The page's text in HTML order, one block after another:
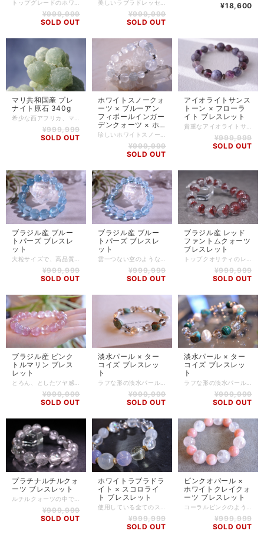
¥999,999
SOLD OUT
¥999,999
SOLD OUT
¥18,600
マリ共和国産 プレ
ナイト原石 340g
¥999,999
SOLD OUT
ホワイトスノークォ
ーツ × ブルーアン
フィボールインガー
デンクォーツ × ホ
ワイトラブラドライ
ト ブレスレット
¥999,999
SOLD OUT
アイオライトサンス
トーン × フローラ
イト ブレスレット
¥999,999
SOLD OUT
ブラジル産 ブルー
トパーズ ブレスレ
ット
¥999,999
SOLD OUT
ブラジル産 ブルー
トパーズ ブレスレ
ット
¥999,999
SOLD OUT
ブラジル産 レッド
ファントムクォーツ
ブレスレット
¥999,999
SOLD OUT
ブラジル産 ピンク
トルマリン ブレス
レット
¥999,999
SOLD OUT
淡水パール × ター
コイズ ブレスレッ
ト
¥999,999
SOLD OUT
淡水パール × ター
コイズ ブレスレッ
ト
¥999,999
SOLD OUT
プラチナルチルクォ
ーツ ブレスレット
¥999,999
SOLD OUT
ホワイトラブラドラ
イト × スコロライ
ト ブレスレット
¥999,999
SOLD OUT
ピンクオパール ×
ホワイトクレイクォ
ーツ ブレスレット
¥999,999
SOLD OUT